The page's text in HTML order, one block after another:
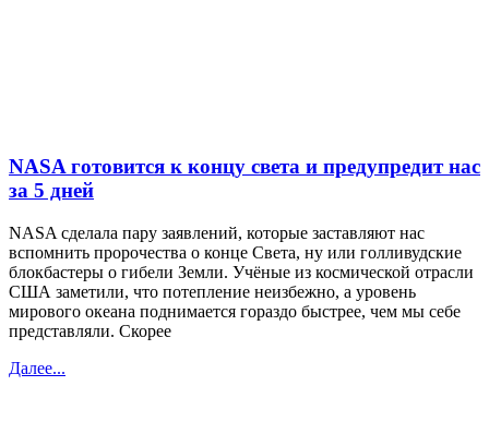
NASA готовится к концу света и предупредит нас
за 5 дней
NASA сделала пару заявлений, которые заставляют нас
вспомнить пророчества о конце Света, ну или голливудские
блокбастеры о гибели Земли. Учёные из космической отрасли
США заметили, что потепление неизбежно, а уровень
мирового океана поднимается гораздо быстрее, чем мы себе
представляли. Скорее
Далее...